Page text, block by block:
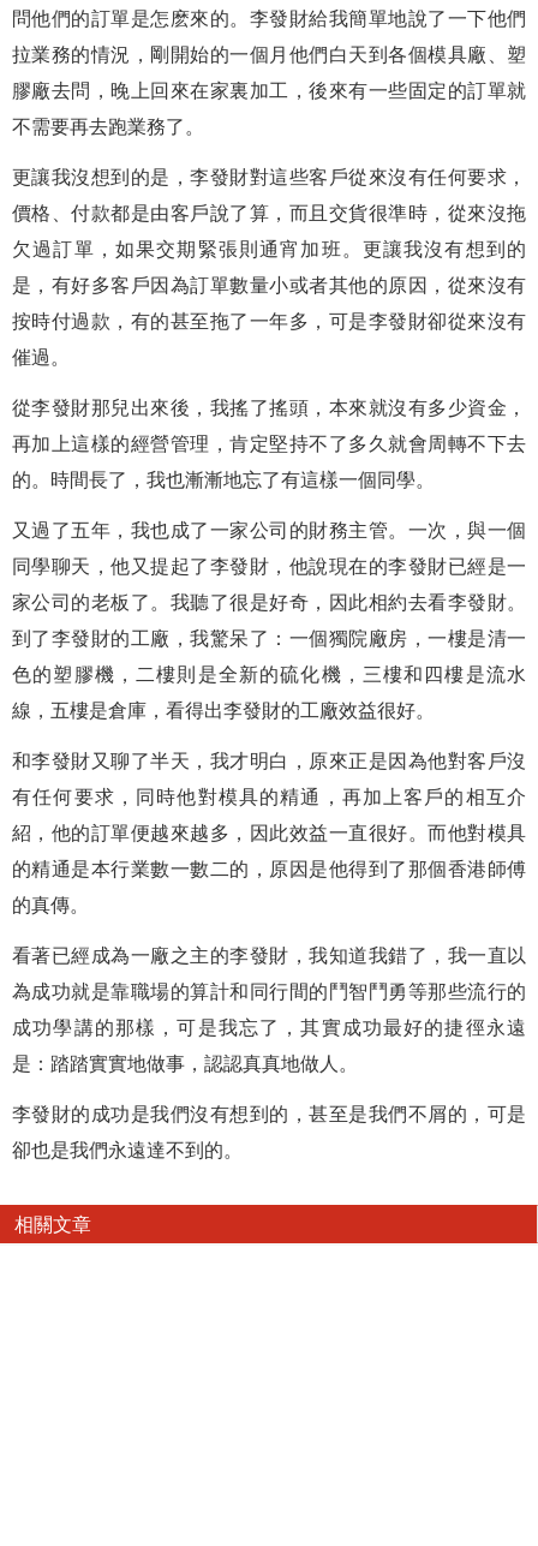
問他們的訂單是怎麽來的。李發財給我簡單地說了一下他們
拉業務的情況，剛開始的一個月他們白天到各個模具廠、塑
膠廠去問，晚上回來在家裏加工，後來有一些固定的訂單就
不需要再去跑業務了。
更讓我沒想到的是，李發財對這些客戶從來沒有任何要求，
價格、付款都是由客戶說了算，而且交貨很準時，從來沒拖
欠過訂單，如果交期緊張則通宵加班。更讓我沒有想到的
是，有好多客戶因為訂單數量小或者其他的原因，從來沒有
按時付過款，有的甚至拖了一年多，可是李發財卻從來沒有
催過。
從李發財那兒出來後，我搖了搖頭，本來就沒有多少資金，
再加上這樣的經營管理，肯定堅持不了多久就會周轉不下去
的。時間長了，我也漸漸地忘了有這樣一個同學。
又過了五年，我也成了一家公司的財務主管。一次，與一個
同學聊天，他又提起了李發財，他說現在的李發財已經是一
家公司的老板了。我聽了很是好奇，因此相約去看李發財。
到了李發財的工廠，我驚呆了：一個獨院廠房，一樓是清一
色的塑膠機，二樓則是全新的硫化機，三樓和四樓是流水
線，五樓是倉庫，看得出李發財的工廠效益很好。
和李發財又聊了半天，我才明白，原來正是因為他對客戶沒
有任何要求，同時他對模具的精通，再加上客戶的相互介
紹，他的訂單便越來越多，因此效益一直很好。而他對模具
的精通是本行業數一數二的，原因是他得到了那個香港師傅
的真傳。
看著已經成為一廠之主的李發財，我知道我錯了，我一直以
為成功就是靠職場的算計和同行間的鬥智鬥勇等那些流行的
成功學講的那樣，可是我忘了，其實成功最好的捷徑永遠
是：踏踏實實地做事，認認真真地做人。
李發財的成功是我們沒有想到的，甚至是我們不屑的，可是
卻也是我們永遠達不到的。
相關文章